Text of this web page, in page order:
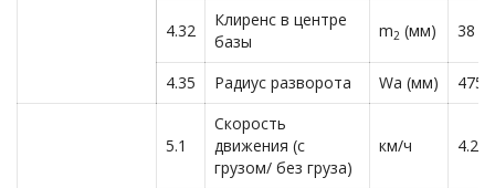
4.32
Клиренс в центре
базы
m2 (мм) 38
4.35 Радиус разворота Wa (мм) 475
5.1
Скорость
движения (с
грузом/ без груза)
км/ч 4.2/